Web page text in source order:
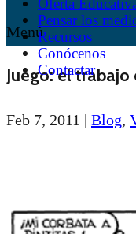
Pensar los
Recursos
Conócenos
Contactar
Menú
Juego: el
Feb 7, 2011 | Blog,